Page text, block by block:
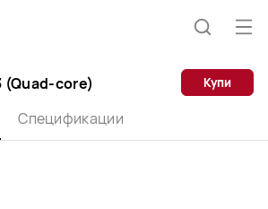
(Quad-core)
Спецификации
Купи